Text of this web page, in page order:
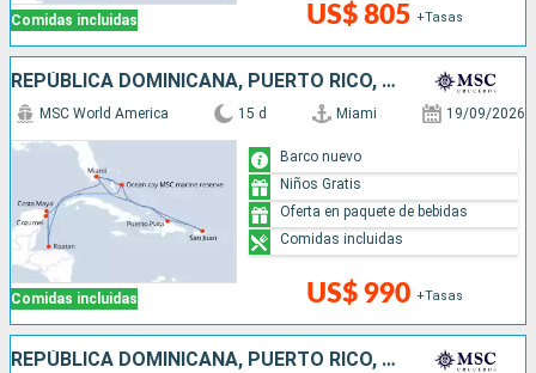
Comidas incluidas US$ 805 +Tasas
REPÚBLICA DOMINICANA, PUERTO RICO, HONDURAS, MÉXICO, BAHAMAS, ESTADOS UNIDOS
Comidas incluidas
MSC World America 15 d Miami 19/09/2026
US$ 990 +Tasas
Barco nuevo
Niños Gratis
Oferta en paquete de bebidas
Comidas incluidas
REPÚBLICA DOMINICANA, PUERTO RICO, BAHAMAS, ESTADOS UNIDOS, HONDURAS, MÉXICO